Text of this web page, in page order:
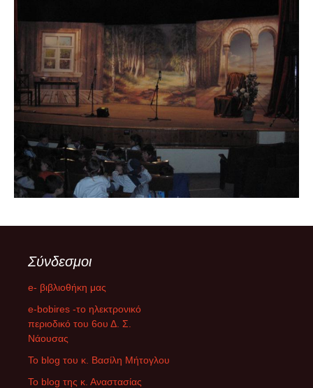
Σύνδεσμοι
e- βιβλιοθήκη μας
e-bobires -το ηλεκτρονικό
περιοδικό του 6ου Δ. Σ.
Νάουσας
To blog του κ. Βασίλη Μήτογλου
Το blog της κ. Αναστασίας